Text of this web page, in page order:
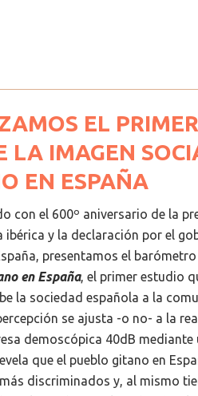
EL
LA IMAGEN
EN ESPAÑA
con el 600º aniversario de la
ibérica y la declaración por el
presentamos el barómetro
en España, el primer estudio
la sociedad española a la
se ajusta -o no- a la
demoscópica 40dB mediante
que el pueblo gitano en
discriminados y, al mismo